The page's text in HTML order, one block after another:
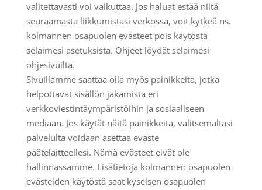
valitettavasti voi vaikuttaa. Jos haluat estää niitä
seuraamasta liikkumistasi verkossa, voit kytkeä ns.
kolmannen osapuolen evästeet pois käytöstä
selaimesi asetuksista. Ohjeet löydät selaimesi
ohjesivuilta.
Sivuillamme saattaa olla myös painikkeita, jotka
helpottavat sisällön jakamista eri
verkkoviestintäympäristöihin ja sosiaaliseen
mediaan. Jos käytät näitä painikkeita, valitsemaltasi
palvelulta voidaan asettaa eväste
päätelaitteellesi. Nämä evästeet eivät ole
hallinnassamme. Lisätietoja kolmannen osapuolen
evästeiden käytöstä saat kyseisen osapuolen